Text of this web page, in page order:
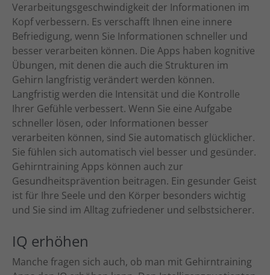
Verarbeitungsgeschwindigkeit der Informationen im
Kopf verbessern. Es verschafft Ihnen eine innere
Befriedigung, wenn Sie Informationen schneller und
besser verarbeiten können. Die Apps haben kognitive
Übungen, mit denen die auch die Strukturen im
Gehirn langfristig verändert werden können.
Langfristig werden die Intensität und die Kontrolle
Ihrer Gefühle verbessert. Wenn Sie eine Aufgabe
schneller lösen, oder Informationen besser
verarbeiten können, sind Sie automatisch glücklicher.
Sie fühlen sich automatisch viel besser und gesünder.
Gehirntraining Apps können auch zur
Gesundheitsprävention beitragen. Ein gesunder Geist
ist für Ihre Seele und den Körper besonders wichtig
und Sie sind im Alltag zufriedener und selbstsicherer.
IQ erhöhen
Manche fragen sich auch, ob man mit Gehirntraining